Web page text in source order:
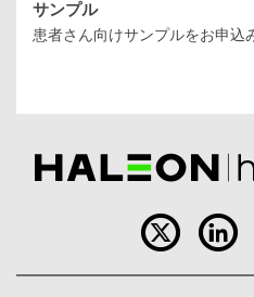
サンプル
患者さん向けサンプルをお申込